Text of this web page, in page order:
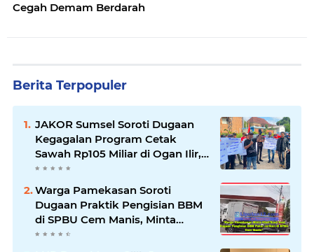
Cegah Demam Berdarah
Berita Terpopuler
JAKOR Sumsel Soroti Dugaan
Kegagalan Program Cetak
Sawah Rp105 Miliar di Ogan Ilir,
Desak Kadis Pertanian Mundur
Warga Pamekasan Soroti
Dugaan Praktik Pengisian BBM
di SPBU Cem Manis, Minta
Klarifikasi dan Pengawasan